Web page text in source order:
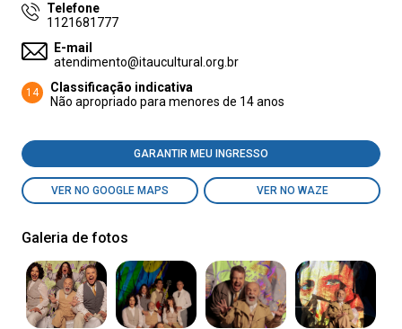
Telefone
1121681777
E-mail
atendimento@itaucultural.org.br
14
Classificação indicativa
Não apropriado para menores de 14 anos
GARANTIR MEU INGRESSO
VER NO GOOGLE MAPS VER NO WAZE
Galeria de fotos